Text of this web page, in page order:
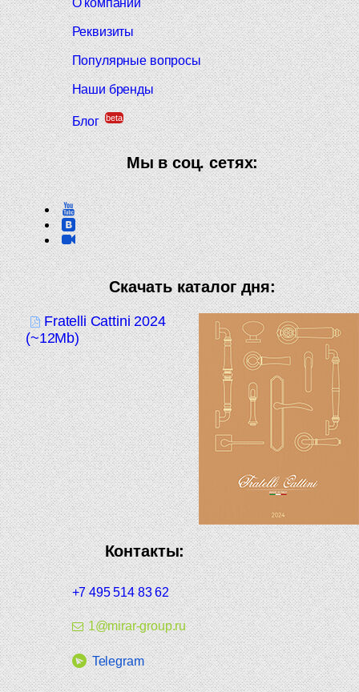
Реквизиты
Популярные вопросы
Наши бренды
Блог beta
Мы в соц. сетях:
Скачать каталог дня:
Fratelli Cattini 2024
(~12Mb)
Контакты:
+7 495 514 83 62
1@mirar-group.ru
Telegram